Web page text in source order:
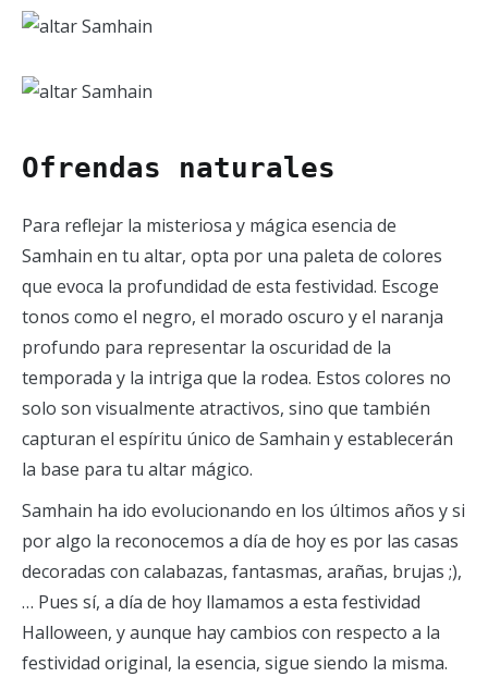
Ofrendas naturales
Para reflejar la misteriosa y mágica esencia de
Samhain en tu altar, opta por una paleta de colores
que evoca la profundidad de esta festividad. Escoge
tonos como el negro, el morado oscuro y el naranja
profundo para representar la oscuridad de la
temporada y la intriga que la rodea. Estos colores no
solo son visualmente atractivos, sino que también
capturan el espíritu único de Samhain y establecerán
la base para tu altar mágico.
Samhain ha ido evolucionando en los últimos años y si
por algo la reconocemos a día de hoy es por las casas
decoradas con calabazas, fantasmas, arañas, brujas ;),
… Pues sí, a día de hoy llamamos a esta festividad
Halloween, y aunque hay cambios con respecto a la
festividad original, la esencia, sigue siendo la misma.